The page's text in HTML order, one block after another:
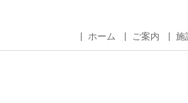
ホーム ご案内 施